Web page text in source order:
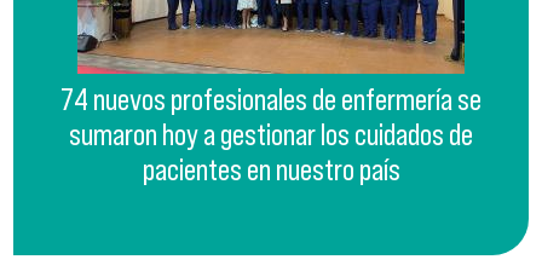
74 nuevos profesionales de enfermería se
sumaron hoy a gestionar los cuidados de
pacientes en nuestro país